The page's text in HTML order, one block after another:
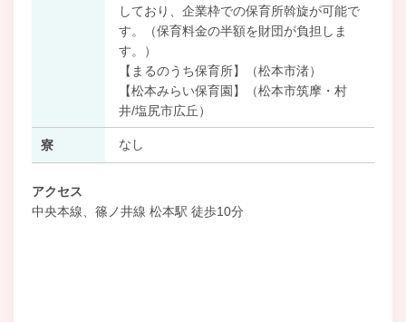
しており、企業枠での保育所斡旋が可能で
す。（保育料金の半額を財団が負担しま
す。）
【まるのうち保育所】（松本市渚）
【松本みらい保育園】（松本市筑摩・村
井/塩尻市広丘）
寮 なし
アクセス
中央本線、篠ノ井線 松本駅 徒歩10分